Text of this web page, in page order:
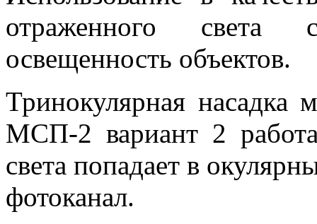
отраженного света
освещенность объектов.
Тринокулярная насадка
МСП-2 вариант 2
света попадает в
фотоканал.